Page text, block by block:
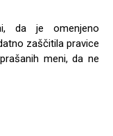
da je omenjeno
zaščitila pravice
meni, da ne